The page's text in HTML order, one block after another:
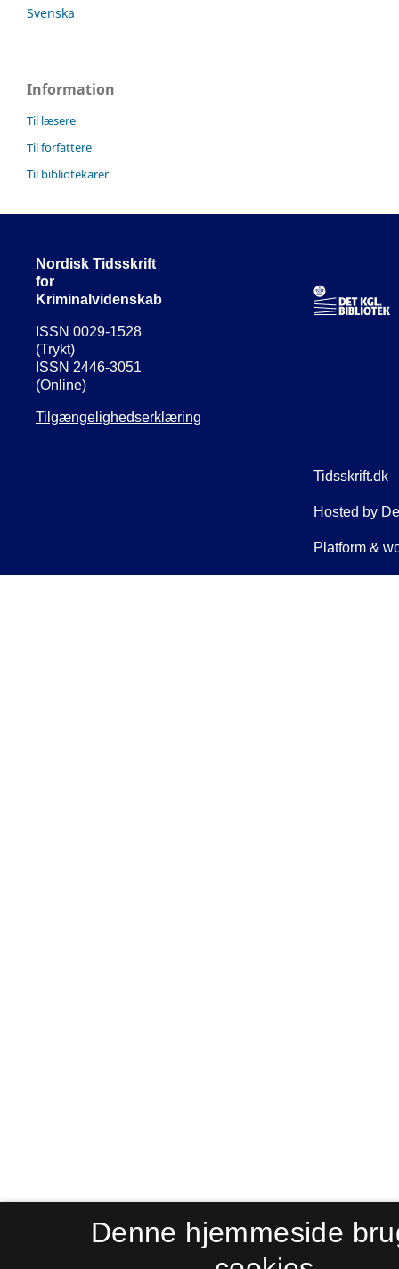
Svenska
Information
Til læsere
Til forfattere
Til bibliotekarer
Nordisk Tidsskrift
for
Kriminalvidenskab
ISSN 0029-1528
(Trykt)
ISSN 2446-3051
(Online)
Tilgængelighedserklæring
Denne hjemmeside